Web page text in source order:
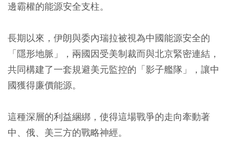
邊霸權的能源安全支柱。
長期以來，伊朗與委內瑞拉被視為中國能源安全的
「隱形地脈」，兩國因受美制裁而與北京緊密連結，
共同構建了一套規避美元監控的「影子艦隊」，讓中
國獲得廉價能源。
這種深層的利益綑綁，使得這場戰爭的走向牽動著
中、俄、美三方的戰略神經。